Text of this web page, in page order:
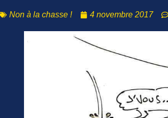
Non à la chasse ! 4 novembre 2017